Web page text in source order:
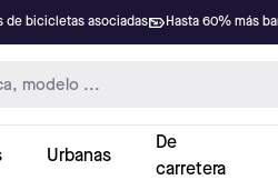
de bicicletas asociadas Hasta 60% más
Urbanas
De
carretera